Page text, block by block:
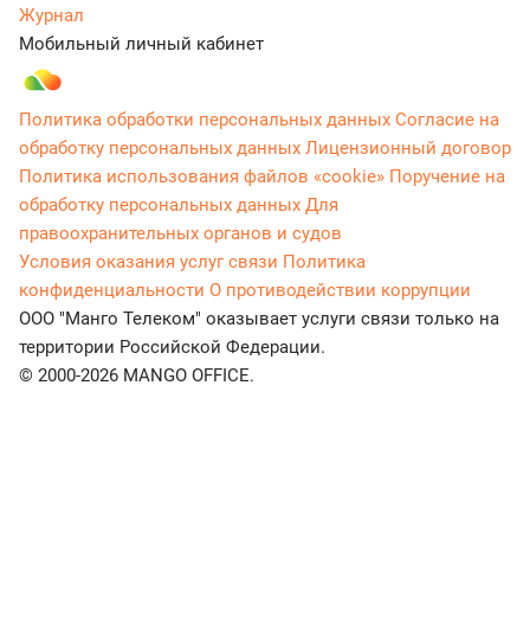
Журнал
Мобильный личный кабинет
Политика обработки персональных данных Согласие на
обработку персональных данных Лицензионный договор
Политика использования файлов «cookie» Поручение на
обработку персональных данных Для
правоохранительных органов и судов
Условия оказания услуг связи Политика
конфиденциальности О противодействии коррупции
ООО "Манго Телеком" оказывает услуги связи только на
территории Российской Федерации.
© 2000-2026 MANGO OFFICE.